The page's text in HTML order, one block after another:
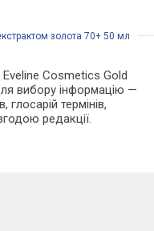
золота 70+ 50 мл
Eveline Cosmetics Gold
вибору інформацію —
термінів,
редакції.